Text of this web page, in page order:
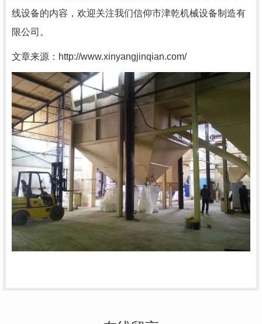
线设备的内容，欢迎关注我们信仰市津乾机械设备制造有
限公司。
文章来源：http://www.xinyangjinqian.com/